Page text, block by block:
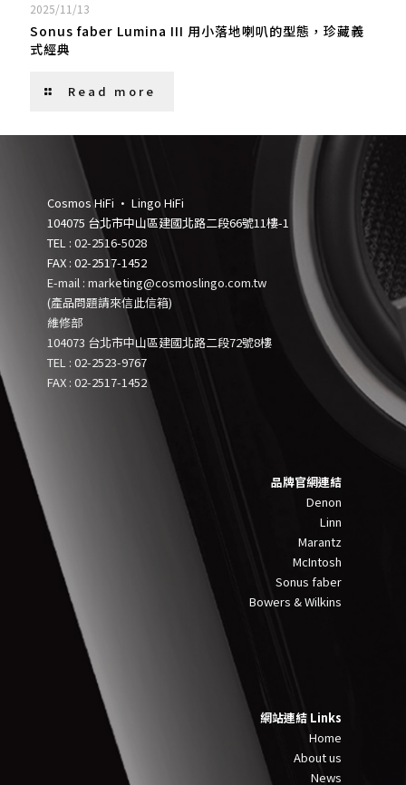
2025/11/13
Sonus faber Lumina III 用小落地喇叭的型態，珍藏義
式經典
Read more
Cosmos HiFi • Lingo HiFi
104075 台北市中山區建國北路二段66號11樓-1
TEL :02-2516-5028
FAX : 02-2517-1452
E-mail : marketing@cosmoslingo.com.tw
(產品問題請來信此信箱)
維修部
104073 台北市中山區建國北路二段72號8樓
TEL :02-2523-9767
FAX : 02-2517-1452
品牌官網連結
Denon
Linn
Marantz
McIntosh
Sonus faber
Bowers & Wilkins
網站連結 Links
Home
About us
News